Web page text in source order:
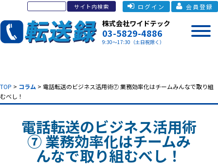
ログイン 会員登録
株式会社ワイドテック
03-5829-4886
9:30～17:30（土日祝除く）
TOP > コラム > 電話転送のビジネス活用術⑦ 業務効率化はチームみんなで取り組
むべし！
電話転送のビジネス活用術
⑦ 業務効率化はチームみ
んなで取り組むべし！